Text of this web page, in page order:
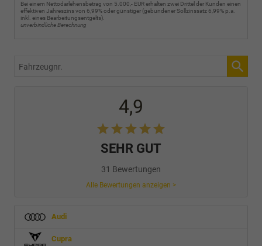
Bei einem Nettodarlehensbetrag von 5.000,- EUR erhalten zwei Drittel der Kunden einen
effektiven Jahreszins von 6,99% oder günstiger (gebundener Sollzinssatz 6,99% p.a.
inkl. eines Bearbeitungsentgelts).
unverbindliche Berechnung
Fahrzeugnr.
4,9
SEHR GUT
31 Bewertungen
Alle Bewertungen anzeigen >
Audi
Cupra